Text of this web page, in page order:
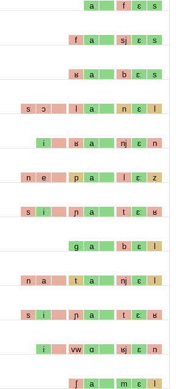
a f ɛ s
f a sj ɛ s
ʁ a b ɛː s
s ɔ l a n ɛ l
i ʁ a nj ɛ n
n e p a l ɛː z
s i ɲ a t ɛː ʁ
g a b ɛ l
n a t a nj ɛ l
s i ɲ a t ɛː ʁ
i vw ɑ ʁj ɛ n
ʃ a m ɛ l